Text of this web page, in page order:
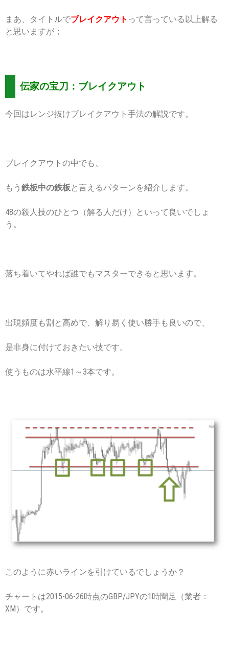
まあ、タイトルでブレイクアウト って言っている以上解る
と思いますが；
伝家の宝刀：ブレイクアウト
今回はレンジ抜けブレイクアウト手法の解説です。
ブレイクアウトの中でも、
もう 鉄板中の鉄板 と言えるパターンを紹介します。
48の殺人技のひとつ（解る人だけ）といって良いでしょ
う。
落ち着いてやれば誰でもマスターできると思います。
出現頻度も割と高めで、解り易く使い勝手も良いので、
是非身に付けておきたい技です。
使うものは水平線1～3本です。
このように赤いラインを引けているでしょうか？
チャートは2015-06-26時点のGBP/JPYの1時間足（業者：
XM）です。